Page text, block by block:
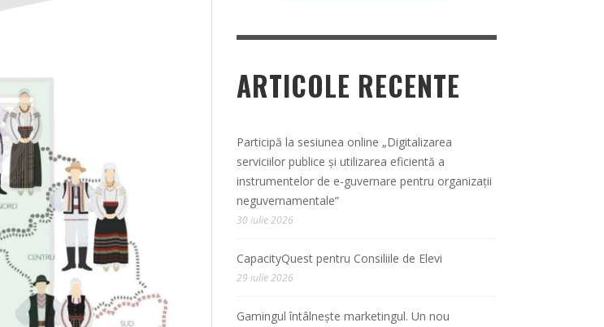
ARTICOLE RECENTE
Participă la sesiunea online „Digitalizarea
serviciilor publice și utilizarea eficientă a
instrumentelor de e-guvernare pentru organizații
neguvernamentale”
30 iulie 2026
CapacityQuest pentru Consiliile de Elevi
29 iulie 2026
Gamingul întâlnește marketingul. Un nou